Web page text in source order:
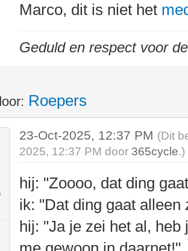
Marco, dit is niet het
Geduld en respect voor
Roepers
23-Oct-2025, 12:37 PM (Dit
2025, 12:37 PM door 365cycle.)
hij: "Zoooo, dat ding
ik: "Dat ding gaat alleen
hij: "Ja je zei het al,